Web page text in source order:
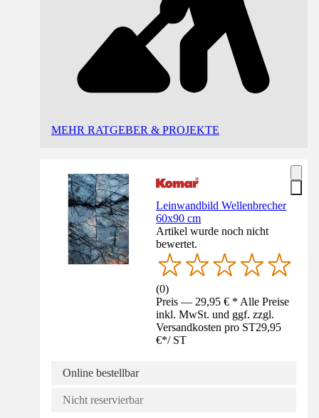
MEHR RATGEBER & PROJEKTE
Leinwandbild Wellenbrecher
60x90 cm
Artikel wurde noch nicht
bewertet.
(0)
Preis — 29,95 € * Alle Preise
inkl. MwSt. und ggf. zzgl.
Versandkosten pro ST29,95
€*/ ST
Online bestellbar
Nicht reservierbar